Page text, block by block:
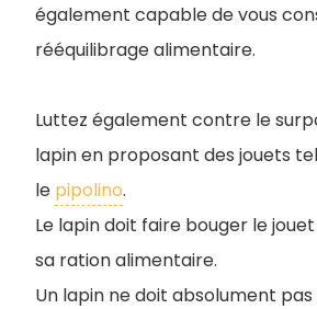
également capable de vous
rééquilibrage alimentaire.
Luttez également contre le
lapin en proposant des jouets
le pipolino.
Le lapin doit faire bouger le
sa ration alimentaire.
Un lapin ne doit absolument